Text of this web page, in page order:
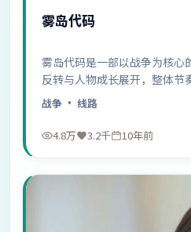
雾岛代码
雾岛代码是一部以战争为核心
反转与人物成长展开，整体节
战争 · 线路
4.8万 3.2千 10年前